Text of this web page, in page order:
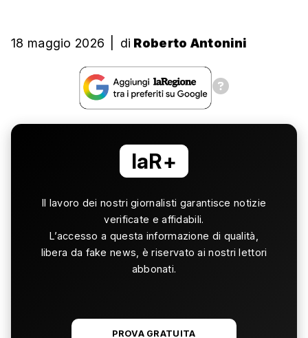
18 maggio 2026 di Roberto Antonini
laR+
Il lavoro dei nostri giornalisti garantisce notizie
verificate e affidabili.
L’accesso a questa informazione di qualità,
libera da fake news, è riservato ai nostri lettori
abbonati.
PROVA GRATUITA